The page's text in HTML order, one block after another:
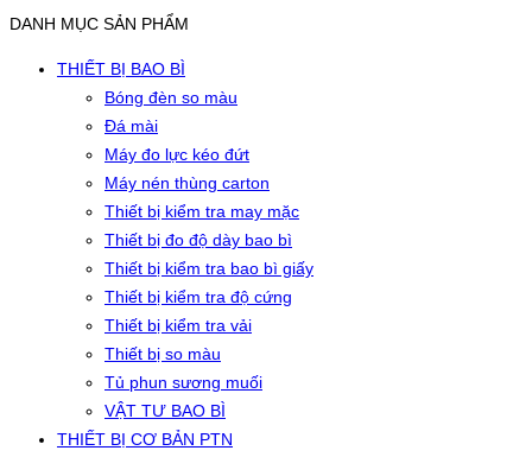
DANH MỤC SẢN PHẨM
THIẾT BỊ BAO BÌ
Bóng đèn so màu
Đá mài
Máy đo lực kéo đứt
Máy nén thùng carton
Thiết bị kiểm tra may mặc
Thiết bị đo độ dày bao bì
Thiết bị kiểm tra bao bì giấy
Thiết bị kiểm tra độ cứng
Thiết bị kiểm tra vải
Thiết bị so màu
Tủ phun sương muối
VẬT TƯ BAO BÌ
THIẾT BỊ CƠ BẢN PTN